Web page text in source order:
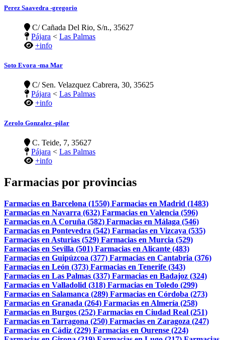
Perez Saavedra -gregorio
C/ Cañada Del Rio, S/n., 35627
Pájara < Las Palmas
+info
Soto Evora -ma Mar
C/ Sen. Velazquez Cabrera, 30, 35625
Pájara < Las Palmas
+info
Zerolo Gonzalez -pilar
C. Teide, 7, 35627
Pájara < Las Palmas
+info
Farmacias por provincias
Farmacias en Barcelona (1550) Farmacias en Madrid (1483)
Farmacias en Navarra (632) Farmacias en Valencia (596)
Farmacias en A Coruña (582) Farmacias en Málaga (546)
Farmacias en Pontevedra (542) Farmacias en Vizcaya (535)
Farmacias en Asturias (529) Farmacias en Murcia (529)
Farmacias en Sevilla (501) Farmacias en Alicante (483)
Farmacias en Guipúzcoa (377) Farmacias en Cantabria (376)
Farmacias en León (373) Farmacias en Tenerife (343)
Farmacias en Las Palmas (337) Farmacias en Badajoz (324)
Farmacias en Valladolid (318) Farmacias en Toledo (299)
Farmacias en Salamanca (289) Farmacias en Córdoba (273)
Farmacias en Granada (264) Farmacias en Almería (258)
Farmacias en Burgos (252) Farmacias en Ciudad Real (251)
Farmacias en Tarragona (250) Farmacias en Zaragoza (247)
Farmacias en Cádiz (229) Farmacias en Ourense (224)